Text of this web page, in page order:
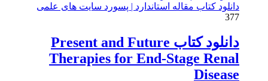
دانلود کتاب مقاله استاندارد | پسورد سایت های علمی
377
دانلود کتاب Present and Future
Therapies for End-Stage Renal
Disease